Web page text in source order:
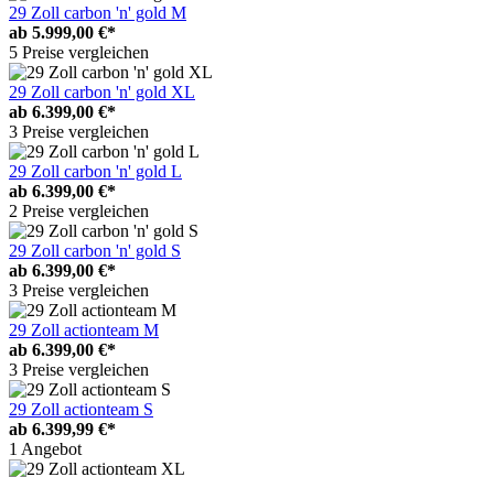
29 Zoll carbon 'n' gold M
ab 5.999,00 €*
5 Preise vergleichen
29 Zoll carbon 'n' gold XL
ab 6.399,00 €*
3 Preise vergleichen
29 Zoll carbon 'n' gold L
ab 6.399,00 €*
2 Preise vergleichen
29 Zoll carbon 'n' gold S
ab 6.399,00 €*
3 Preise vergleichen
29 Zoll actionteam M
ab 6.399,00 €*
3 Preise vergleichen
29 Zoll actionteam S
ab 6.399,99 €*
1 Angebot